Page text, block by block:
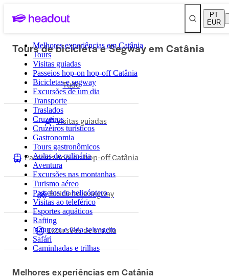
PT
EUR
Melhores experiências em Catânia
Tours
Visitas guiadas
Passeios hop-on hop-off Catânia
Bicicletas e segway
Excursões de um dia
Transporte
Traslados
Cruzeiros
Cruzeiros turísticos
Gastronomia
Tours gastronômicos
Aulas de culinária
Aventura
Excursões nas montanhas
Turismo aéreo
Passeios de helicóptero
Visitas ao teleférico
Esportes aquáticos
Rafting
Natureza e vida selvagem
Safári
Caminhadas e trilhas
Tours de bicicleta e Segway em Catânia
Tudo
Visitas guiadas
Passeios hop-on hop-off Catânia
Bicicletas e segway
Excursões de um dia
Melhores experiências em Catânia